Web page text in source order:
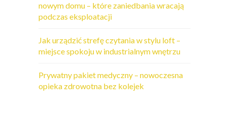
nowym domu – które zaniedbania wracają
podczas eksploatacji
Jak urządzić strefę czytania w stylu loft –
miejsce spokoju w industrialnym wnętrzu
Prywatny pakiet medyczny – nowoczesna
opieka zdrowotna bez kolejek